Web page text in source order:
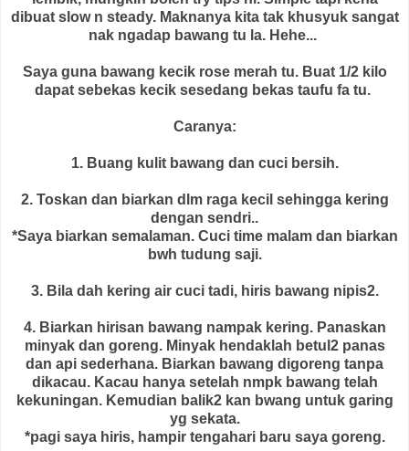
dibuat slow n steady. Maknanya kita tak khusyuk sangat
nak ngadap bawang tu la. Hehe...
Saya guna bawang kecik rose merah tu. Buat 1/2 kilo
dapat sebekas kecik sesedang bekas taufu fa tu.
Caranya:
1. Buang kulit bawang dan cuci bersih.
2. Toskan dan biarkan dlm raga kecil sehingga kering
dengan sendri..
*Saya biarkan semalaman. Cuci time malam dan biarkan
bwh tudung saji.
3. Bila dah kering air cuci tadi, hiris bawang nipis2.
4. Biarkan hirisan bawang nampak kering. Panaskan
minyak dan goreng. Minyak hendaklah betul2 panas
dan api sederhana. Biarkan bawang digoreng tanpa
dikacau. Kacau hanya setelah nmpk bawang telah
kekuningan. Kemudian balik2 kan bwang untuk garing
yg sekata.
*pagi saya hiris, hampir tengahari baru saya goreng.